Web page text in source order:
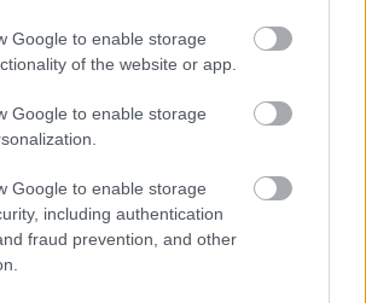
Google to enable storage
of the website or app.
Google to enable storage
Google to enable storage
including authentication
fraud prevention, and other